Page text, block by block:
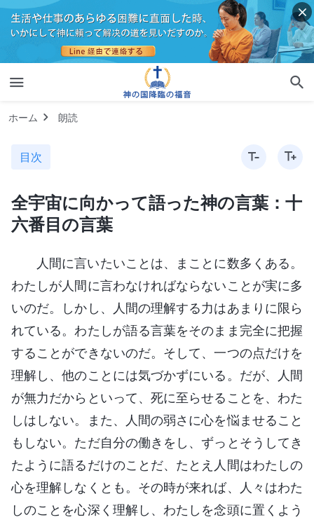
ホーム 朗読
目次
全宇宙に向かって語った神の言葉：十
六番目の言葉
人間に言いたいことは、まことに数多くある。
わたしが人間に言わなければならないことが実に多
いのだ。しかし、人間の理解する力はあまりに限ら
れている。わたしが語る言葉をそのまま完全に把握
することができないのだ。そして、一つの点だけを
理解し、他のことには気づかずにいる。だが、人間
が無力だからといって、死に至らせることを、わた
しはしない。また、人間の弱さに心を悩ませること
もしない。ただ自分の働きをし、ずっとそうしてき
たように語るだけのことだ、たとえ人間はわたしの
心を理解しなくとも。その時が来れば、人々はわた
しのことを心深く理解し、わたしを念頭に置くよう